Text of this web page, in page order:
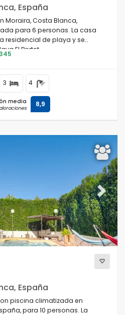
España
Moraira, Costa Blanca,
para 6 personas. La casa
residencial de playa y se
El Portet.
3 4
media 8,9
Next
España
piscina climatizada en
para 10 personas. La